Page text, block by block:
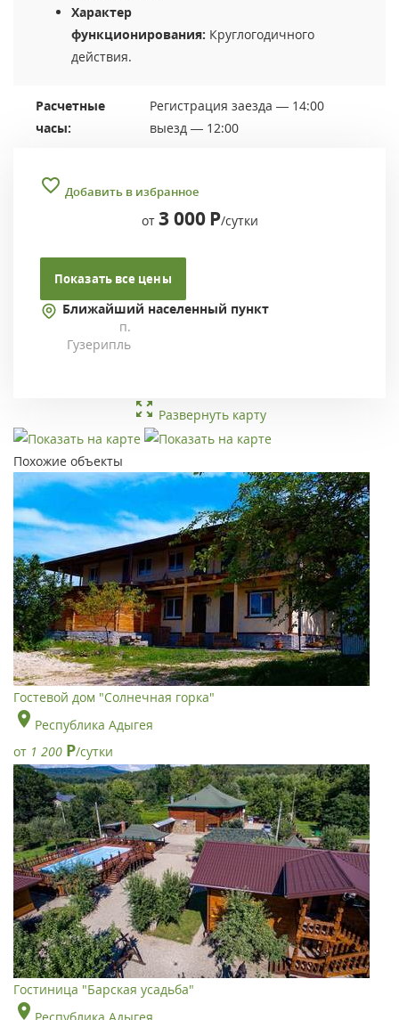
Характер
функционирования: Круглогодичного
действия.
Расчетные
часы:
Регистрация заезда — 14:00
выезд — 12:00
Добавить в избранное
от 3 000 Р/сутки
Показать все цены
Ближайший населенный пункт
п.
Гузерипль
Развернуть карту
Похожие объекты
Гостевой дом "Солнечная горка"
Республика Адыгея
от 1 200 Р/сутки
Гостиница "Барская усадьба"